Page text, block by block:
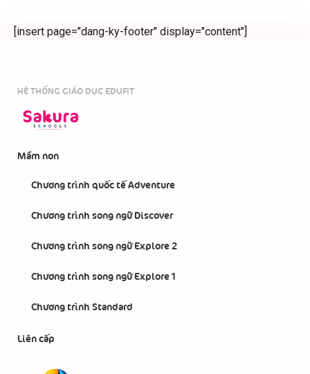
[insert page="dang-ky-footer" display="content"]
HỆ THỐNG GIÁO DỤC EDUFIT
Mầm non
Chương trình quốc tế Adventure
Chương trình song ngữ Discover
Chương trình song ngữ Explore 2
Chương trình song ngữ Explore 1
Chương trình Standard
Liên cấp